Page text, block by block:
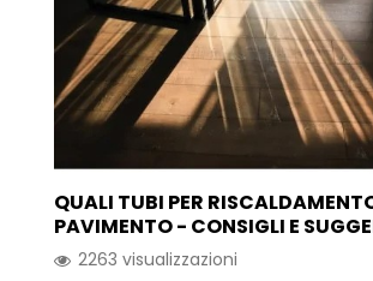
QUALI TUBI PER
PAVIMENTO - CONSIGLI E
2263 visualizzazioni